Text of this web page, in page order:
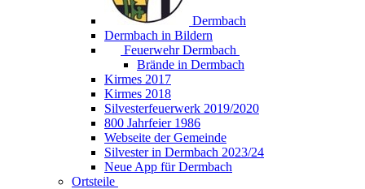
Dermbach
Dermbach in Bildern
Feuerwehr Dermbach
Brände in Dermbach
Kirmes 2017
Kirmes 2018
Silvesterfeuerwerk 2019/2020
800 Jahrfeier 1986
Webseite der Gemeinde
Silvester in Dermbach 2023/24
Neue App für Dermbach
Ortsteile